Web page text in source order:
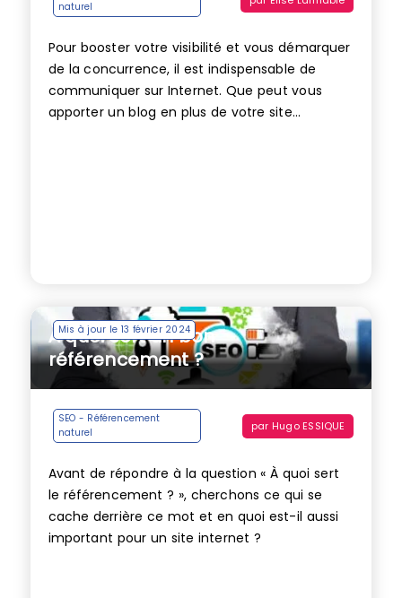
naturel
Pour booster votre visibilité et vous démarquer
de la concurrence, il est indispensable de
communiquer sur Internet. Que peut vous
apporter un blog en plus de votre site...
Mis à jour le 13 février 2024
À quoi sert un bon
référencement ?
SEO - Référencement
naturel
par Hugo ESSIQUE
Avant de répondre à la question « À quoi sert
le référencement ? », cherchons ce qui se
cache derrière ce mot et en quoi est-il aussi
important pour un site internet ?